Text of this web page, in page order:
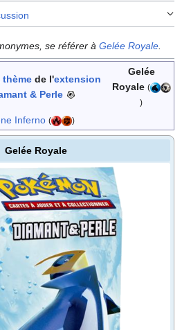
se référer àGelée Royale
thème de l'extension
& Perle
Gelée
Royale (
)
Inferno ( )
Gelée Royale